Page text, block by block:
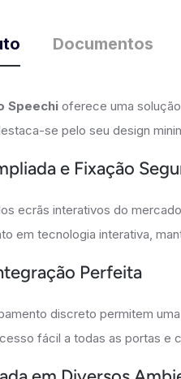
Documentos
Speechi oferece uma
se pelo seu design
e Fixação
ecrãs interativos do
em tecnologia interativa,
Perfeita
discreto permitem
fácil a todas as portas